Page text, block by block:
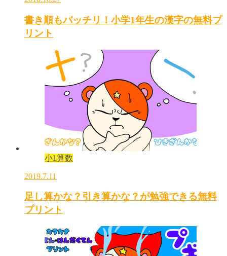
書き順もバッチリ！小学1年生の漢字の無料プ
リント
小1算数
2019.7.11
足し算かな？引き算かな？が勉強できる無料
プリント